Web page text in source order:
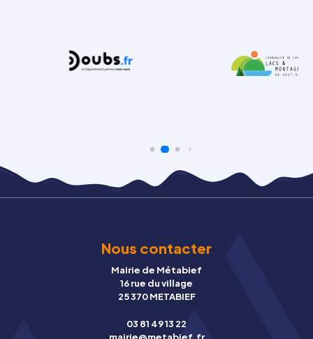
Nous contacter
Mairie de Métabief
16 rue du village
25 370 METABIEF
03 81 49 13 22
mairie@metabief.fr